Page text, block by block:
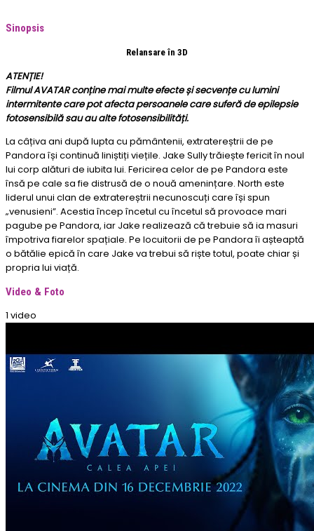
Sinopsis
Relansare în 3D
ATENȚIE!
Filmul AVATAR conține mai multe efecte și secvențe cu lumini
intermitente care pot afecta persoanele care suferă de epilepsie
fotosensibilă sau au alte fotosensibilități.
La câțiva ani după lupta cu pământenii, extratereștrii de pe
Pandora își continuă liniștiți viețile. Jake Sully trăiește fericit în noul
lui corp alături de iubita lui. Fericirea celor de pe Pandora este
însă pe cale sa fie distrusă de o nouă amenințare. North este
liderul unui clan de extratereștrii necunoscuți care își spun
„venusieni”. Acestia încep încetul cu încetul să provoace mari
pagube pe Pandora, iar Jake realizează că trebuie să ia masuri
împotriva fiarelor spațiale. Pe locuitorii de pe Pandora îi așteaptă
o bătălie epică în care Jake va trebui să riște totul, poate chiar și
propria lui viață.
Video & Foto
1 video